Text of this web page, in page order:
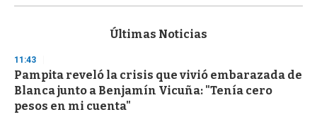
s
d
s
o
f
3
Últimas Noticias
11:43
Pampita reveló la crisis que vivió embarazada de
Blanca junto a Benjamín Vicuña: "Tenía cero
pesos en mi cuenta"